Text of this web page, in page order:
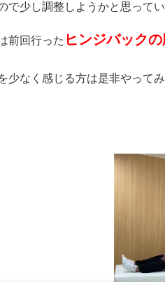
で少し調整しようかと思ってい
前回行った ヒンジバック
少なく感じる方は是非やって